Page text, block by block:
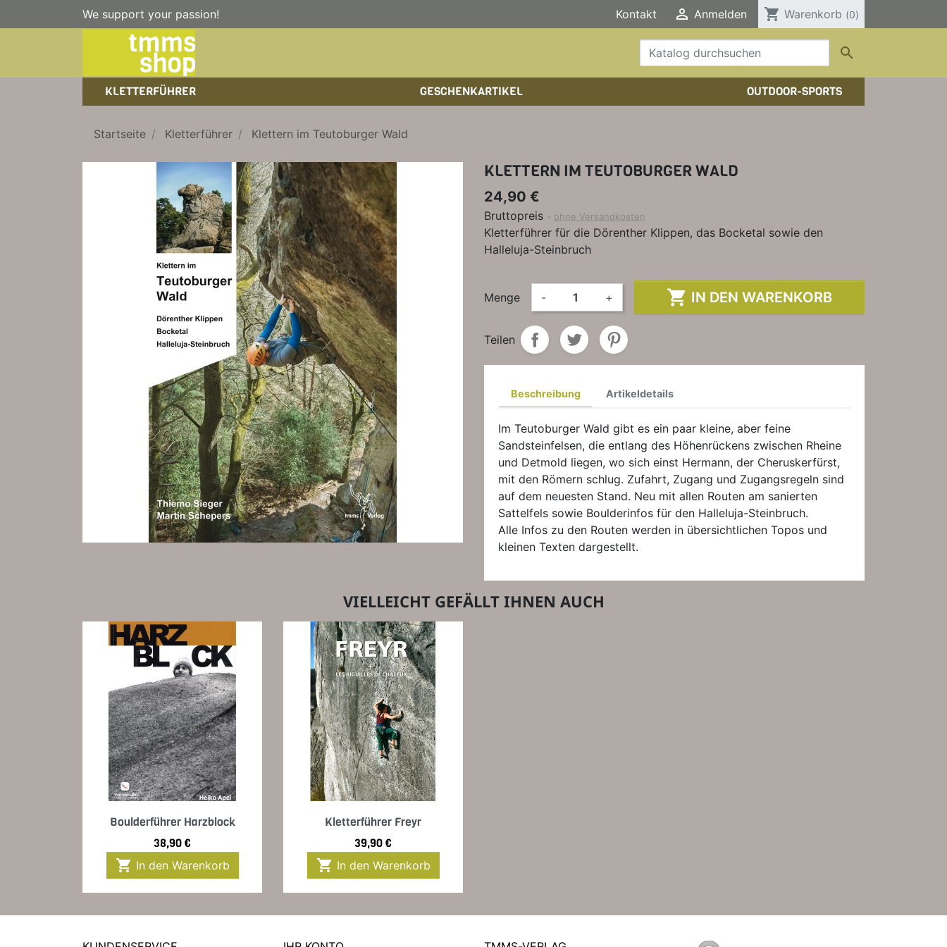
We support your passion! Kontakt  Anmelden shopping_cart Warenkorb (0)

KLETTERFÜHRER
BÜCHER/LEHRBÜCHER
SPIELE, T-SHIRTS, SONSTIGES
KLETTER-KALENDER
GESCHENKARTIKEL OUTDOOR-SPORTS
OUTDOOR-KALENDER
Startseite Kletterführer Klettern im Teutoburger Wald
KLETTERN IM TEUTOBURGER WALD
24,90 €
Bruttopreis ohne Versandkosten
Kletterführer für die Dörenther Klippen, das Bocketal sowie den
Halleluja-Steinbruch
Menge - +  IN DEN WARENKORB
Teilen
Beschreibung Artikeldetails
Im Teutoburger Wald gibt es ein paar kleine, aber feine
Sandsteinfelsen, die entlang des Höhenrückens zwischen Rheine
und Detmold liegen, wo sich einst Hermann, der Cheruskerfürst,
mit den Römern schlug. Zufahrt, Zugang und Zugangsregeln sind
auf dem neuesten Stand. Neu mit allen Routen am sanierten
Sattelfels sowie Boulderinfos für den Halleluja-Steinbruch.
Alle Infos zu den Routen werden in übersichtlichen Topos und
kleinen Texten dargestellt.
VIELLEICHT GEFÄLLT IHNEN AUCH
Vorschau
Boulderführer Harzblock
Preis
38,90 €
 In den Warenkorb
Vorschau
Kletterführer Freyr
Preis
39,90 €
 In den Warenkorb